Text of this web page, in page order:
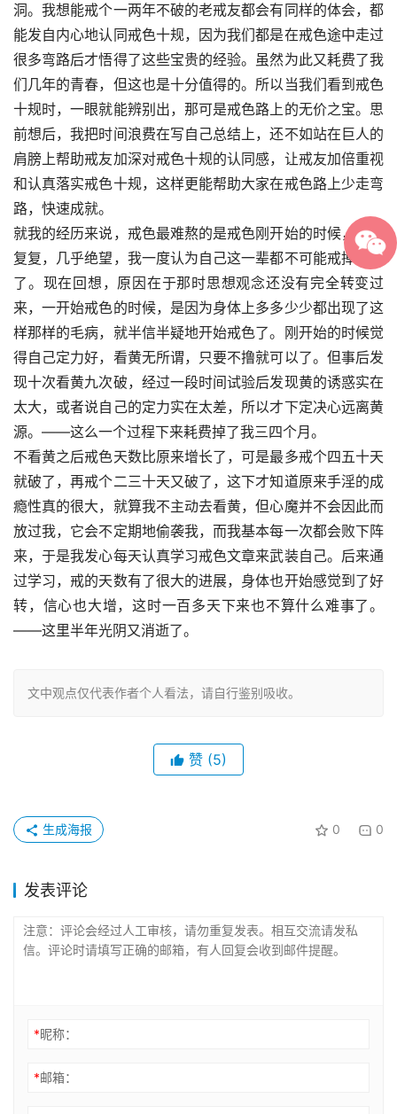
洞。我想能戒个一两年不破的老戒友都会有同样的体会，都
能发自内心地认同戒色十规，因为我们都是在戒色途中走过
很多弯路后才悟得了这些宝贵的经验。虽然为此又耗费了我
们几年的青春，但这也是十分值得的。所以当我们看到戒色
十规时，一眼就能辨别出，那可是戒色路上的无价之宝。思
前想后，我把时间浪费在写自己总结上，还不如站在巨人的
肩膀上帮助戒友加深对戒色十规的认同感，让戒友加倍重视
和认真落实戒色十规，这样更能帮助大家在戒色路上少走弯
路，快速成就。
就我的经历来说，戒色最难熬的是戒色刚开始的时候，反反
复复，几乎绝望，我一度认为自己这一辈都不可能戒掉手淫
了。现在回想，原因在于那时思想观念还没有完全转变过
来，一开始戒色的时候，是因为身体上多多少少都出现了这
样那样的毛病，就半信半疑地开始戒色了。刚开始的时候觉
得自己定力好，看黄无所谓，只要不撸就可以了。但事后发
现十次看黄九次破，经过一段时间试验后发现黄的诱惑实在
太大，或者说自己的定力实在太差，所以才下定决心远离黄
源。——这么一个过程下来耗费掉了我三四个月。
不看黄之后戒色天数比原来增长了，可是最多戒个四五十天
就破了，再戒个二三十天又破了，这下才知道原来手淫的成
瘾性真的很大，就算我不主动去看黄，但心魔并不会因此而
放过我，它会不定期地偷袭我，而我基本每一次都会败下阵
来，于是我发心每天认真学习戒色文章来武装自己。后来通
过学习，戒的天数有了很大的进展，身体也开始感觉到了好
转，信心也大增，这时一百多天下来也不算什么难事了。
——这里半年光阴又消逝了。
文中观点仅代表作者个人看法，请自行鉴别吸收。
赞 (5)
0 0
生成海报
发表评论
*昵称：
*邮箱：